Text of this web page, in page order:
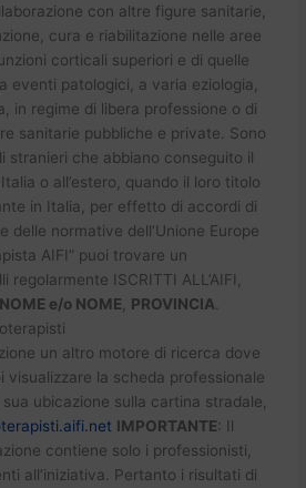
con altre figure sanitarie,
cura e riabilitazione nelle aree
corticali superiori e di quelle
eventi patologici, a varia eziologia,
in regime di libera professione o di
sanitarie pubbliche e private. Sono
stranieri che abbiano conseguito il
o all’estero, quando il loro titolo
in Italia, per effetto di accordi di
delle normative dell’Unione Europe
AIFI” puoi trovare un
ISCRITTI ALL’AIFI,
e/o NOME PROVINCIA
un altro motore di ricerca dove
visualizzare la scheda professionale
ubicazione sulla cartina stradale,
IMPORTANTE: Il
contiene solo i professionisti,
all’iniziativa. Pertanto i risultati di